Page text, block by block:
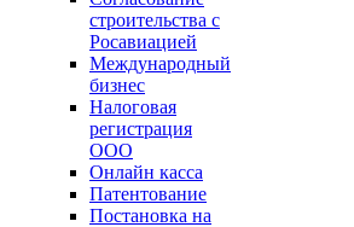
строительства с
Росавиацией
Международный
бизнес
Налоговая
регистрация
ООО
Онлайн касса
Патентование
Постановка на